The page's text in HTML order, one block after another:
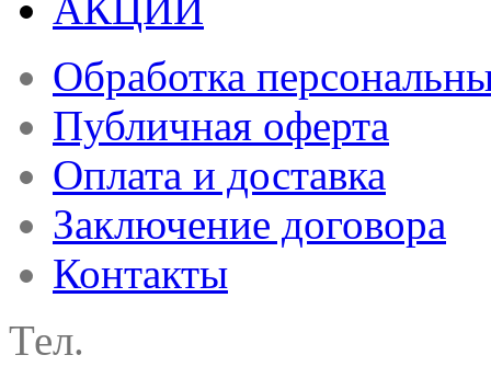
АКЦИИ
Обработка
Публичная оферта
Оплата и доставка
Заключение договора
Контакты
Тел.